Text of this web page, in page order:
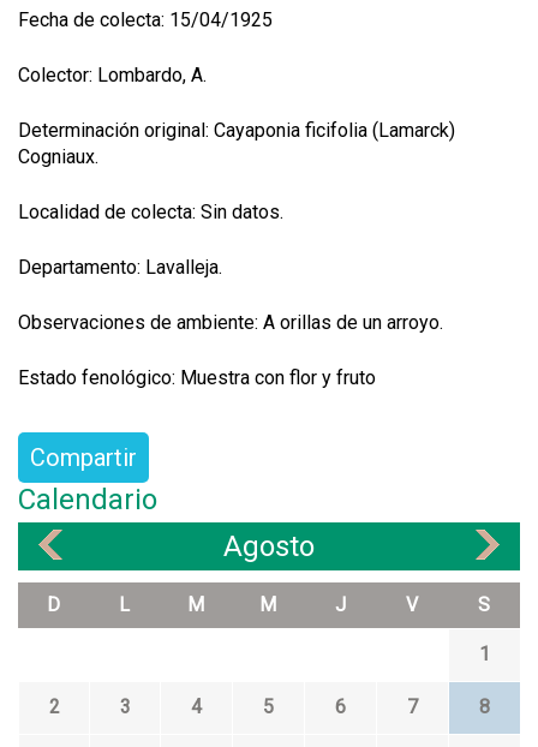
Fecha de colecta: 15/04/1925
Colector: Lombardo, A.
Determinación original: Cayaponia ficifolia (Lamarck)
Cogniaux.
Localidad de colecta: Sin datos.
Departamento: Lavalleja.
Observaciones de ambiente: A orillas de un arroyo.
Estado fenológico: Muestra con flor y fruto
Compartir
Calendario
Agosto
D L M M J V S
1
2 3 4 5 6 7 8